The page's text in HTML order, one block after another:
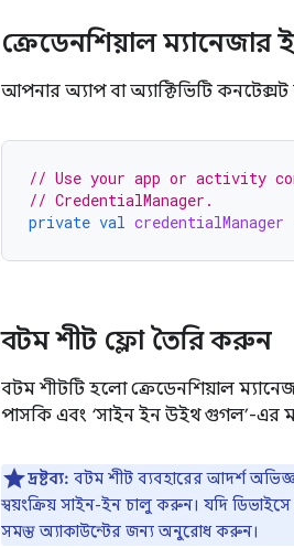
ক্রেডেনশিয়াল ম্যানেজার
আপনার অ্যাপ বা অ্যাক্টিভিটি
// Use your app or activity
// CredentialManager.
private val credentialManager
বটম শীট ফ্লো তৈরি করুন
বটম শীটটি হলো ক্রেডেনশিয়াল
পাসকি এবং ‘সাইন ইন উইথ গুগল’-এর
দ্রষ্টব্য: বটম শীট ব্যবহারের আদর্শ
স্বয়ংক্রিয় সাইন-ইন চালু করুন। যদি
সমস্ত অ্যাকাউন্টের জন্য অনুরোধ করুন।